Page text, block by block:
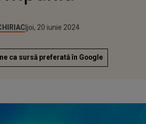
Publicat:
marți, 20 iunie 2023
Actualizat:
joi, 20 iunie 2024
ca sursă preferată în Google